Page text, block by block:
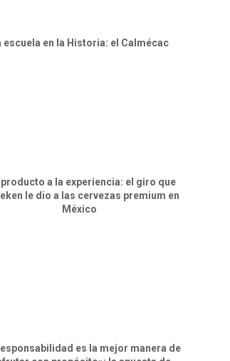
escuela en la Historia: el Calmécac
producto a la experiencia: el giro que
le dio a las cervezas premium en
México
es la mejor manera de